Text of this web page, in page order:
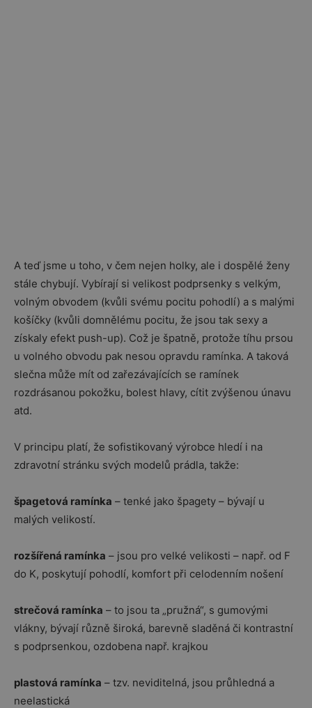
A teď jsme u toho, v čem nejen holky, ale i dospělé ženy
stále chybují. Vybírají si velikost podprsenky s velkým,
volným obvodem (kvůli svému pocitu pohodlí) a s malými
košíčky (kvůli domnělému pocitu, že jsou tak sexy a
získaly efekt push-up). Což je špatně, protože tíhu prsou
u volného obvodu pak nesou opravdu ramínka. A taková
slečna může mít od zařezávajících se ramínek
rozdrásanou pokožku, bolest hlavy, cítit zvýšenou únavu
atd.
V principu platí, že sofistikovaný výrobce hledí i na
zdravotní stránku svých modelů prádla, takže:
špagetová ramínka – tenké jako špagety – bývají u
malých velikostí.
rozšířená ramínka – jsou pro velké velikosti – např. od F
do K, poskytují pohodlí, komfort při celodenním nošení
strečová ramínka – to jsou ta „pružná“, s gumovými
vlákny, bývají různě široká, barevně sladěná či kontrastní
s podprsenkou, ozdobena např. krajkou
plastová ramínka – tzv. neviditelná, jsou průhledná a
neelastická